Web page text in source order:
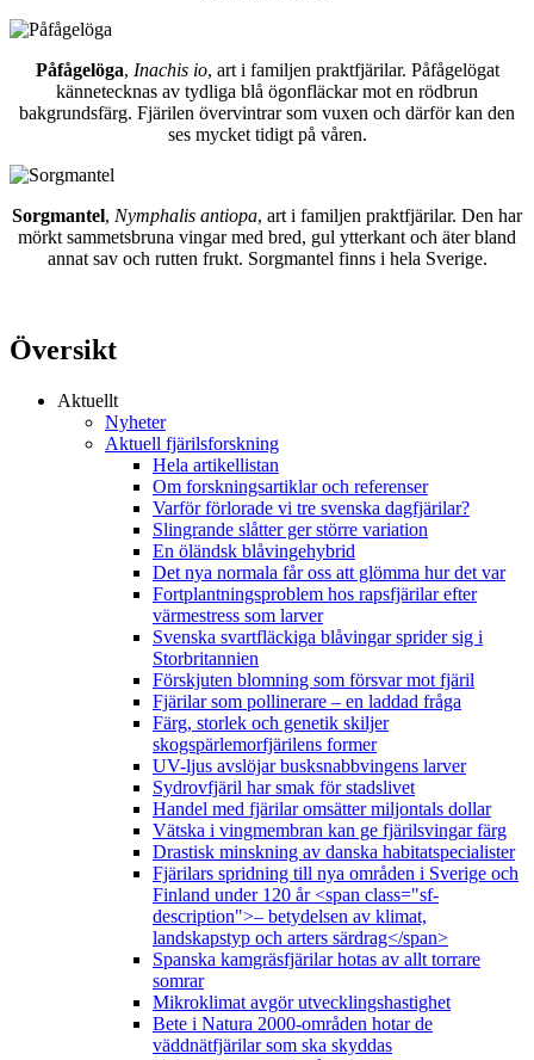
Påfågelöga, Inachis io, art i familjen praktfjärilar. Påfågelögat
kännetecknas av tydliga blå ögonfläckar mot en rödbrun
bakgrundsfärg. Fjärilen övervintrar som vuxen och därför kan den
ses mycket tidigt på våren.
Sorgmantel, Nymphalis antiopa, art i familjen praktfjärilar. Den har
mörkt sammetsbruna vingar med bred, gul ytterkant och äter bland
annat sav och rutten frukt. Sorgmantel finns i hela Sverige.
Översikt
Aktuellt
Nyheter
Aktuell fjärilsforskning
Hela artikellistan
Om forskningsartiklar och referenser
Varför förlorade vi tre svenska dagfjärilar?
Slingrande slåtter ger större variation
En öländsk blåvingehybrid
Det nya normala får oss att glömma hur det var
Fortplantningsproblem hos rapsfjärilar efter
värmestress som larver
Svenska svartfläckiga blåvingar sprider sig i
Storbritannien
Förskjuten blomning som försvar mot fjäril
Fjärilar som pollinerare – en laddad fråga
Färg, storlek och genetik skiljer
skogspärlemorfjärilens former
UV-ljus avslöjar busksnabbvingens larver
Sydrovfjäril har smak för stadslivet
Handel med fjärilar omsätter miljontals dollar
Vätska i vingmembran kan ge fjärilsvingar färg
Drastisk minskning av danska habitatspecialister
Fjärilars spridning till nya områden i Sverige och
Finland under 120 år <span class="sf-
description">– betydelsen av klimat,
landskapstyp och arters särdrag</span>
Spanska kamgräsfjärilar hotas av allt torrare
somrar
Mikroklimat avgör utvecklingshastighet
Bete i Natura 2000-områden hotar de
väddnätfjärilar som ska skyddas